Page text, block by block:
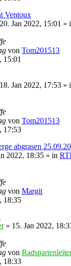
Ventoux
Jan 2022, 15:01 »
von Tom201513
15:01
Jan 2022, 17:53 »
von Tom201513
17:53
abgrasen
2022, 18:35 » in
von Margit
18:35
» 15. Jan 2022,
von
18:33